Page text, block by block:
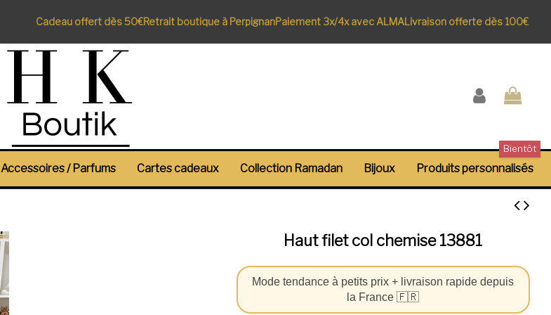
Cadeau offert dès 50€Retrait boutique à PerpignanPaiement 3x/4x avec ALMALivraison offerte dès 100€
Accessoires / Parfums Cartes cadeaux Collection Ramadan Bijoux Produits personnalisés
Bientôt
Haut filet col chemise 13881
Mode tendance à petits prix + livraison rapide depuis
la France 🇫🇷